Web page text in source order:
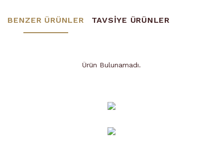
BENZER ÜRÜNLER TAVSİYE ÜRÜNLER
Ürün Bulunamadı.
Ürün Bulunamadı.